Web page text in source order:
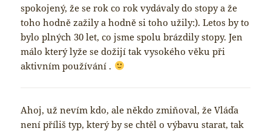
spokojený, že se rok co rok vydávaly do stopy a že
toho hodně zažily a hodně si toho užily:). Letos by to
bylo plných 30 let, co jsme spolu brázdily stopy. Jen
málo který lyže se dožijí tak vysokého věku při
aktivním používání .
Ahoj, už nevím kdo, ale někdo zmiňoval, že Vláďa
není příliš typ, který by se chtěl o výbavu starat, tak